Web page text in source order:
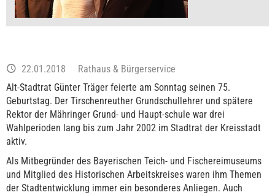
22.01.2018
Rathaus & Bürgerservice
Alt-Stadtrat Günter Träger feierte am Sonntag seinen 75.
Geburtstag. Der Tirschenreuther Grundschullehrer und spätere
Rektor der Mähringer Grund- und Haupt-schule war drei
Wahlperioden lang bis zum Jahr 2002 im Stadtrat der Kreisstadt
aktiv.
Als Mitbegründer des Bayerischen Teich- und Fischereimuseums
und Mitglied des Historischen Arbeitskreises waren ihm Themen
der Stadtentwicklung immer ein besonderes Anliegen. Auch